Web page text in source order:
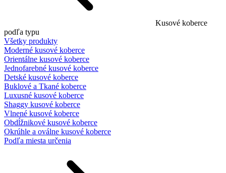
Kusové koberce
podľa typu
Všetky produkty
Moderné kusové koberce
Orientálne kusové koberce
Jednofarebné kusové koberce
Detské kusové koberce
Buklové a Tkané koberce
Luxusné kusové koberce
Shaggy kusové koberce
Vlnené kusové koberce
Obdĺžnikové kusové koberce
Okrúhle a oválne kusové koberce
Podľa miesta určenia